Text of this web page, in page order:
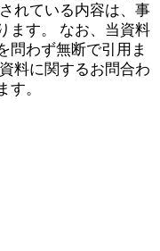
れている内容は、事
ます。 なお、当資料
問わず無断で引用ま
料に関するお問合わ
。